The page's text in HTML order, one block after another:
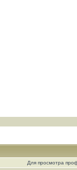
Для просмотра